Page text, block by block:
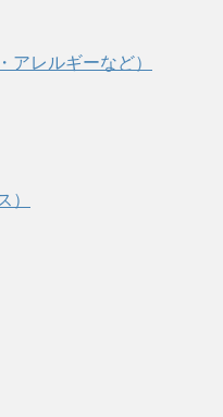
アレルギーなど）
）